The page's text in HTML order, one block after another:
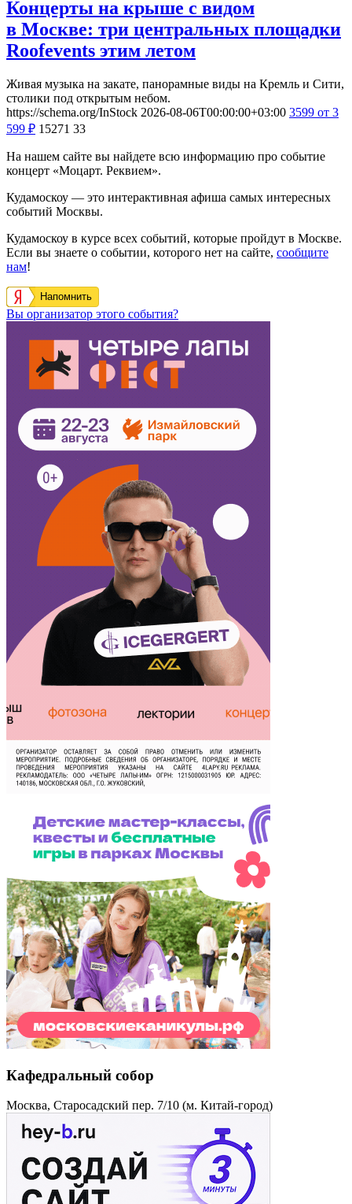
Концерты на крыше с видом
в Москве: три центральных площадки
Roofevents этим летом
Живая музыка на закате, панорамные виды на Кремль и Сити,
столики под открытым небом.
https://schema.org/InStock 2026-08-06T00:00:00+03:00 3599 от 3
599 ₽ 15271 33
На нашем сайте вы найдете всю информацию про событие
концерт «Моцарт. Реквием».
Кудамоскоу — это интерактивная афиша самых интересных
событий Москвы.
Кудамоскоу в курсе всех событий, которые пройдут в Москве.
Если вы знаете о событии, которого нет на сайте, сообщите
нам!
Напомнить
Вы организатор этого события?
Кафедральный собор
Москва, Старосадский пер. 7/10 (м. Китай-город)